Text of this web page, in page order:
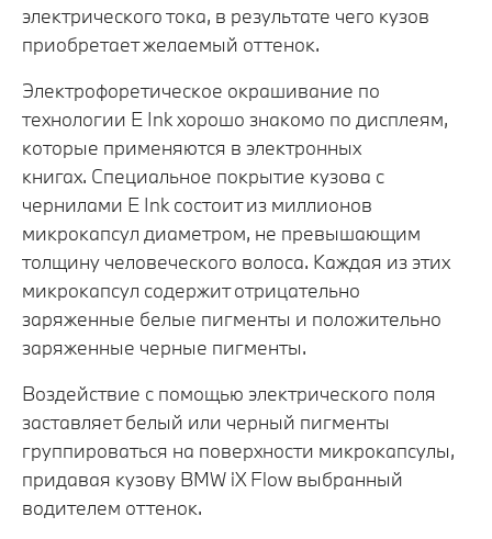
электрического тока, в результате чего кузов
приобретает желаемый оттенок.
Электрофоретическое окрашивание по
технологии E Ink хорошо знакомо по дисплеям,
которые применяются в электронных
книгах. Специальное покрытие кузова с
чернилами E Ink состоит из миллионов
микрокапсул диаметром, не превышающим
толщину человеческого волоса. Каждая из этих
микрокапсул содержит отрицательно
заряженные белые пигменты и положительно
заряженные черные пигменты.
Воздействие с помощью электрического поля
заставляет белый или черный пигменты
группироваться на поверхности микрокапсулы,
придавая кузову BMW iX Flow выбранный
водителем оттенок.